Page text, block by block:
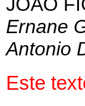
Ernane
Antonio
Este